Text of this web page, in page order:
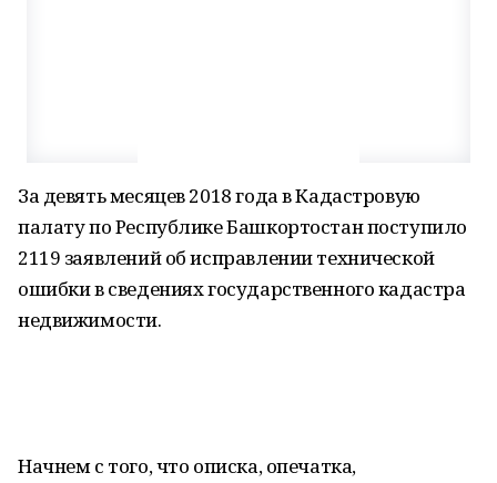
За девять месяцев 2018 года в Кадастровую
палату по Республике Башкортостан поступило
2119 заявлений об исправлении технической
ошибки в сведениях государственного кадастра
недвижимости.
Начнем с того, что описка, опечатка,